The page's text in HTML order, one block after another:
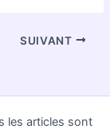
SUIVANT
les articles sont